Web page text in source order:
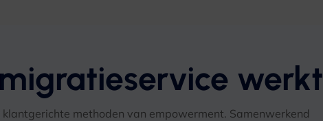
werkt
methoden van empowerment. Samenwerkend